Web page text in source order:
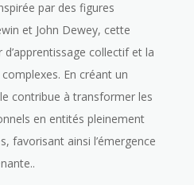
par des figures
et John Dewey, cette
collectif et la
En créant un
contribue à transformer les
en entités pleinement
favorisant ainsi l’émergence
.